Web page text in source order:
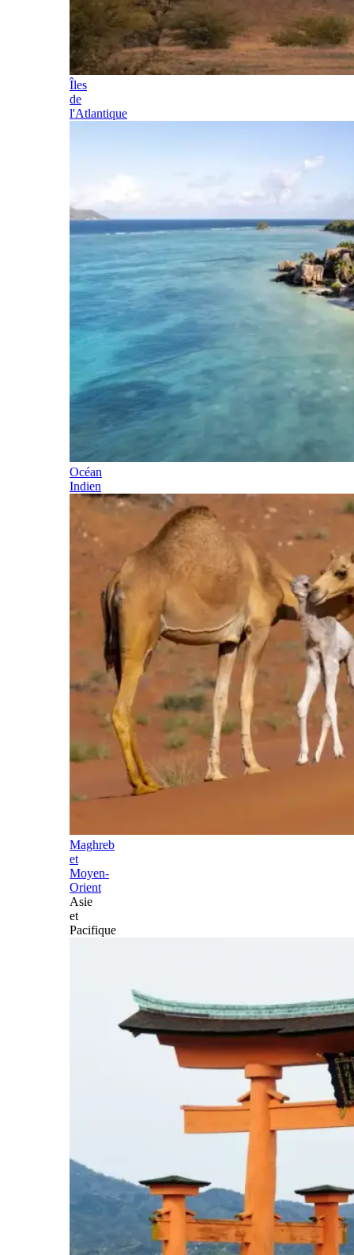
Îles
de
l'Atlantique
Océan
Indien
Maghreb
et
Moyen-
Orient
Asie
et
Pacifique